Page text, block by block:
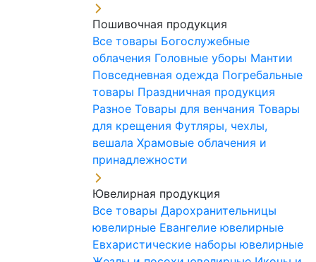
Пошивочная продукция
Все товары Богослужебные
облачения Головные уборы Мантии
Повседневная одежда Погребальные
товары Праздничная продукция
Разное Товары для венчания Товары
для крещения Футляры, чехлы,
вешала Храмовые облачения и
принадлежности
Ювелирная продукция
Все товары Дарохранительницы
ювелирные Евангелие ювелирные
Евхаристические наборы ювелирные